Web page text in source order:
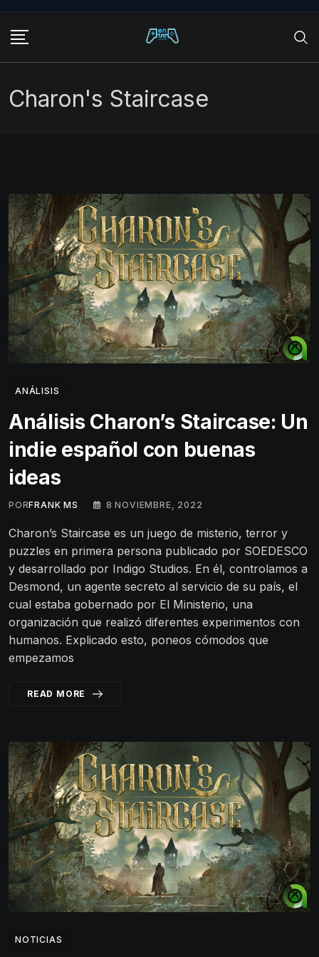
content
Charon's Staircase
ANÁLISIS
Análisis Charon’s Staircase: Un
indie español con buenas
ideas
PORFRANK MS 8 NOVIEMBRE, 2022
Charon’s Staircase es un juego de misterio, terror y
puzzles en primera persona publicado por SOEDESCO
y desarrollado por Indigo Studios. En él, controlamos a
Desmond, un agente secreto al servicio de su país, el
cual estaba gobernado por El Ministerio, una
organización que realizó diferentes experimentos con
humanos. Explicado esto, poneos cómodos que
empezamos
READ MORE
NOTICIAS